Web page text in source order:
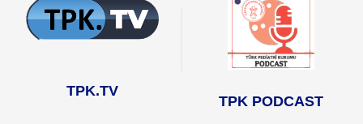
TPK.TV
TPK PODCAST